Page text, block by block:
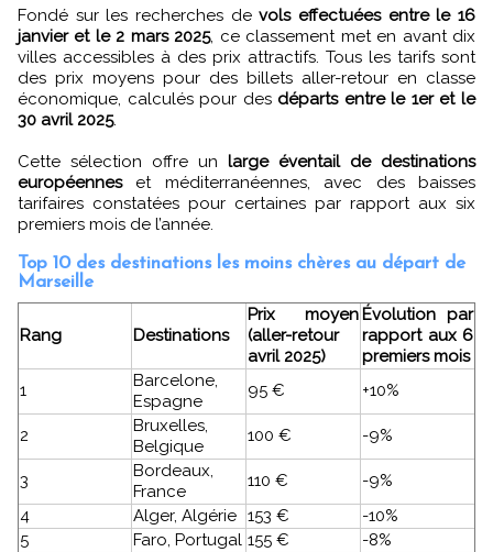
Fondé sur les recherches devols effectuées entre le 16
janvier et le 2 mars 2025, ce classement met en avant dix
villes accessibles à des prix attractifs. Tous les tarifs sont
des prix moyens pour des billets aller-retour en classe
économique, calculés pour des départs entre le 1er et le
30 avril 2025.
Cette sélection offre un large éventail de destinations
européenneset méditerranéennes, avec des baisses
tarifaires constatées pour certaines par rapport aux six
premiers mois de l’année.
Top 10 des destinations les moins chères au départ de
Marseille
Rang Destinations
Prix moyen
(aller-retour
avril 2025)
Évolution par
rapport aux 6
premiers mois
1
Barcelone,
Espagne
95 € +10%
2
Bruxelles,
Belgique
100 € -9%
3
Bordeaux,
France
110 €
-9%
4
Alger, Algérie 153 €
-10%
5
Faro, Portugal 155 €
-8%